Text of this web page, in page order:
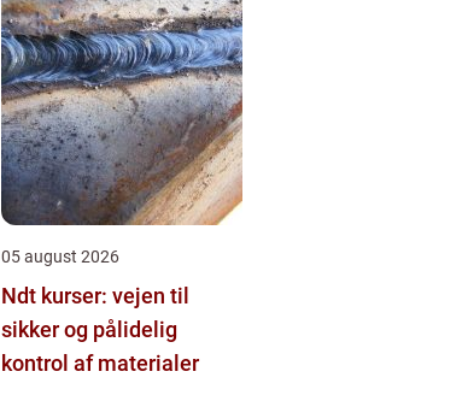
05 august 2026
Ndt kurser: vejen til
sikker og pålidelig
kontrol af materialer